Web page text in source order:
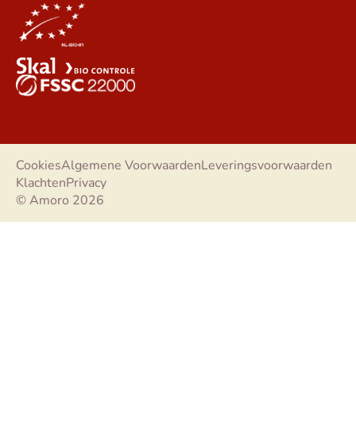
© Amoro 2026
CookiesAlgemene VoorwaardenLeveringsvoorwaarden
KlachtenPrivacy